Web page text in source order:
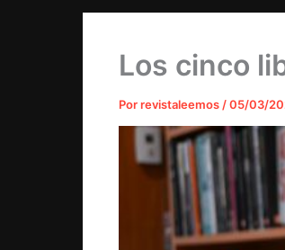
Los cinco
Porrevistaleemos /05/03/